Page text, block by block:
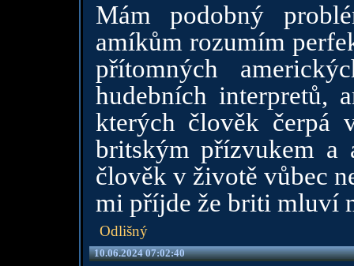
Mám podobný
amíkům rozumím
přítomných
hudebních interpretů,
kterých člověk čerpá
britským přízvukem a
člověk v životě vůbec
mi příjde že briti mluví
Odlišný
10.06.2024 07:02:40